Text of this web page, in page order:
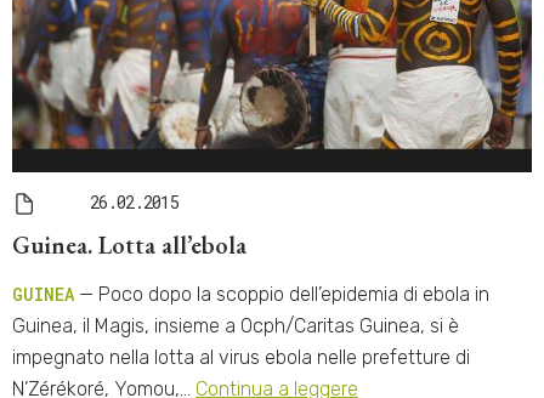
26.02.2015
Guinea. Lotta all’ebola
GUINEA — Poco dopo la scoppio dell’epidemia di ebola in
Guinea, il Magis, insieme a Ocph/Caritas Guinea, si è
impegnato nella lotta al virus ebola nelle prefetture di
N’Zérékoré, Yomou,… Continua a leggere